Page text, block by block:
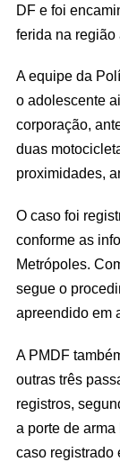
DF e foi
ferida na região
A equipe da
o adolescente
corporação,
duas
proximidades,
O caso foi
conforme as
Metrópoles.
segue o
apreendido em
A PMDF
outras três
registros,
a porte de
caso registrado